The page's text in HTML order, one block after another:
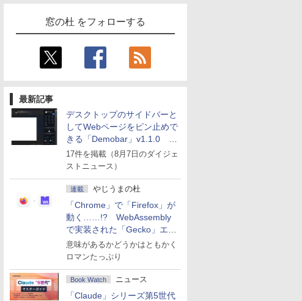
窓の杜 をフォローする
最新記事
デスクトップのサイドバーと
してWebページをピン止めで
きる「Demobar」v1.1.0 ほ
か
17件を掲載（8月7日のダイジェ
ストニュース）
連載 やじうまの杜
「Chrome」で「Firefox」が
動く……!? WebAssembly
で実装された「Gecko」エン
ジン
意味があるかどうかはともかく
ロマンたっぷり
Book Watch ニュース
「Claude」シリーズ第5世代